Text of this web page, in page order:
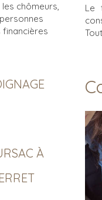
Le
chômeurs,
financières
À